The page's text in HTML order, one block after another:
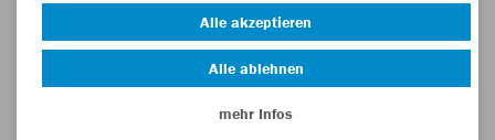
JAKO unterstützt ein Forschungsprojekt mit krebskranken
Kindern in Mainz und Heidelberg.
Alle akzeptieren
Alle ablehnen
mehr Infos